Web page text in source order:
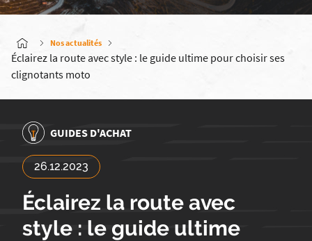
Nos actualités
Éclairez la route avec style : le guide ultime pour choisir ses
clignotants moto
GUIDES D'ACHAT
26.12.2023
Éclairez la route avec
style : le guide ultime